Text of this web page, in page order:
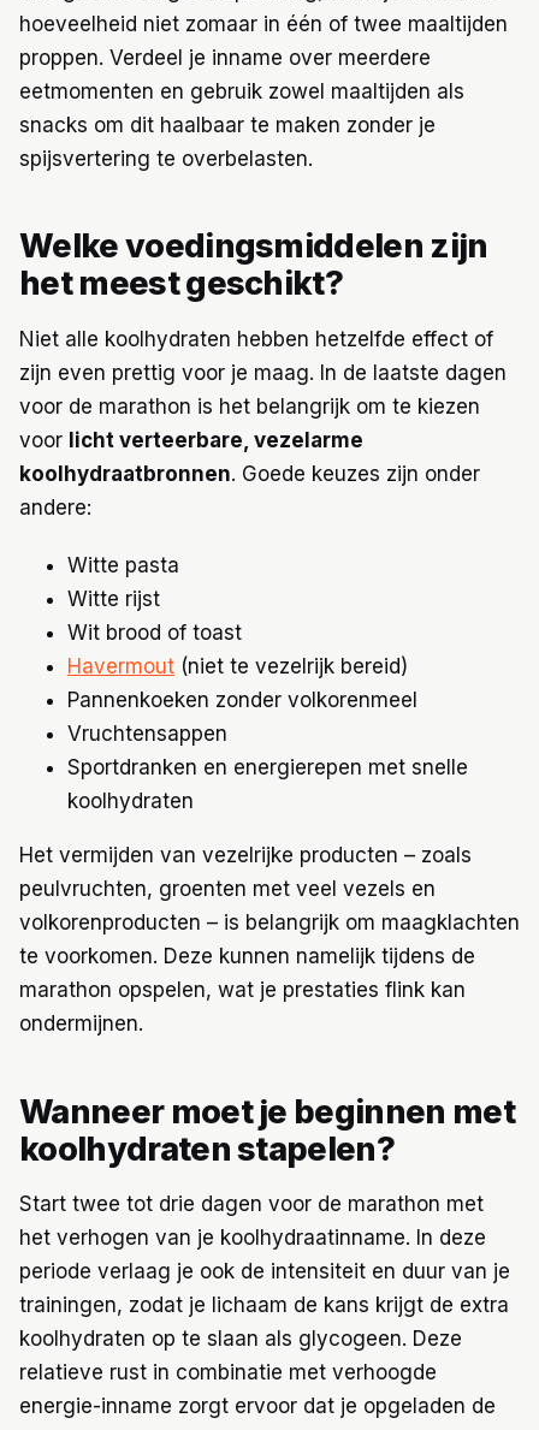
hoeveelheid niet zomaar in één of twee maaltijden
proppen. Verdeel je inname over meerdere
eetmomenten en gebruik zowel maaltijden als
snacks om dit haalbaar te maken zonder je
spijsvertering te overbelasten.
Welke voedingsmiddelen zijn
het meest geschikt?
Niet alle koolhydraten hebben hetzelfde effect of
zijn even prettig voor je maag. In de laatste dagen
voor de marathon is het belangrijk om te kiezen
voor licht verteerbare, vezelarme
koolhydraatbronnen. Goede keuzes zijn onder
andere:
Witte pasta
Witte rijst
Wit brood of toast
Havermout (niet te vezelrijk bereid)
Pannenkoeken zonder volkorenmeel
Vruchtensappen
Sportdranken en energierepen met snelle
koolhydraten
Het vermijden van vezelrijke producten – zoals
peulvruchten, groenten met veel vezels en
volkorenproducten – is belangrijk om maagklachten
te voorkomen. Deze kunnen namelijk tijdens de
marathon opspelen, wat je prestaties flink kan
ondermijnen.
Wanneer moet je beginnen met
koolhydraten stapelen?
Start twee tot drie dagen voor de marathon met
het verhogen van je koolhydraatinname. In deze
periode verlaag je ook de intensiteit en duur van je
trainingen, zodat je lichaam de kans krijgt de extra
koolhydraten op te slaan als glycogeen. Deze
relatieve rust in combinatie met verhoogde
energie-inname zorgt ervoor dat je opgeladen de